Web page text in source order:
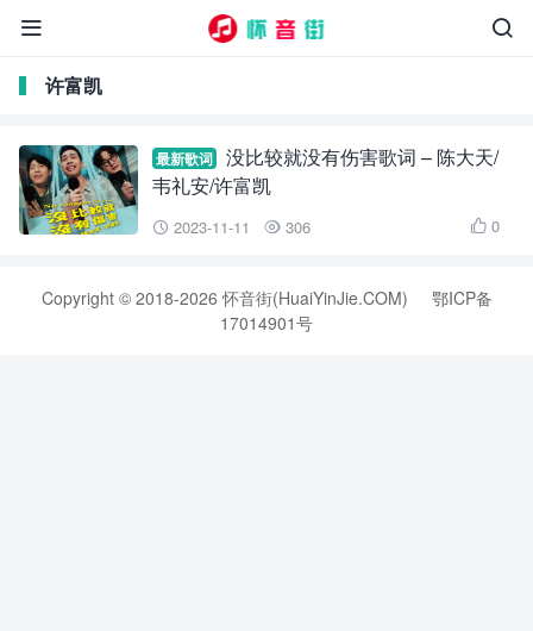


许富凯
最新歌词
没比较就没有伤害歌词 – 陈大天/
韦礼安/许富凯
 2023-11-11  306  0
Copyright © 2018-2026 怀音街(HuaiYinJie.COM)
鄂ICP备
17014901号